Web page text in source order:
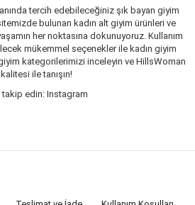
tercih edebileceğiniz şık bayan giyim
bulunan kadın alt giyim ürünleri ve
her noktasına dokunuyoruz. Kullanım
mükemmel seçenekler ile kadın giyim
kategorilerimizi inceleyin ve HillsWoman
kalitesi ile tanışın!
takip edin: Instagram